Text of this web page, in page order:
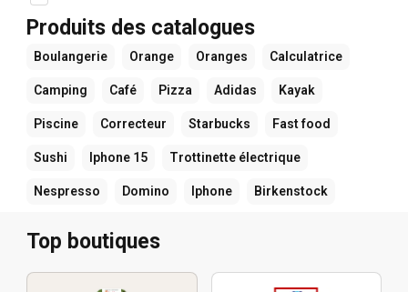
Produits des catalogues
Boulangerie Orange Oranges Calculatrice
Camping Café Pizza Adidas Kayak
Piscine Correcteur Starbucks Fast food
Sushi Iphone 15 Trottinette électrique
Nespresso Domino Iphone Birkenstock
Top boutiques